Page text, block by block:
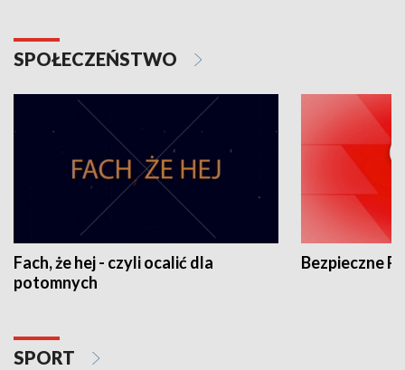
SPOŁECZEŃSTWO
Fach, że hej - czyli ocalić dla
potomnych
Bezpieczne
SPORT